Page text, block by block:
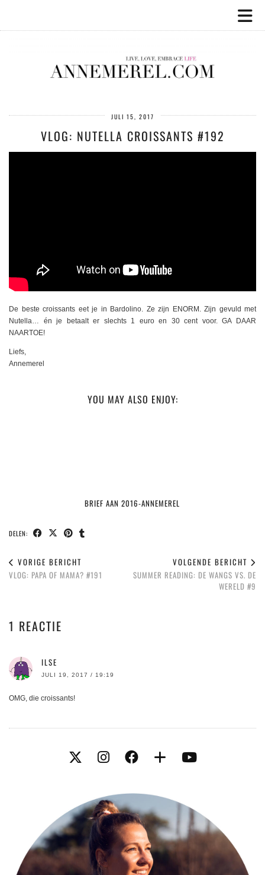
JULI 15, 2017
VLOG: NUTELLA CROISSANTS #192
De beste croissants eet je in Bardolino. Ze zijn ENORM. Zijn gevuld met
Nutella… én je betaalt er slechts 1 euro en 30 cent voor. GA DAAR
NAARTOE!
Liefs,
Annemerel
YOU MAY ALSO ENJOY:
BRIEF AAN 2016-ANNEMEREL
DELEN:
VORIGE BERICHT
VLOG: PAPA OF MAMA? #191
VOLGENDE BERICHT
SUMMER READING: DE WANGS VS. DE
WERELD #9
1 REACTIE
ILSE
JULI 19, 2017 / 19:19
OMG, die croissants!